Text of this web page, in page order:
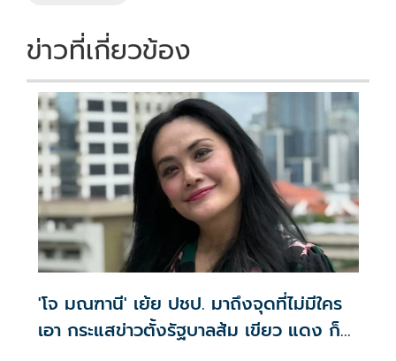
ข่าวที่เกี่ยวข้อง
'โจ มณฑานี' เย้ย ปชป. มาถึงจุดที่ไม่มีใคร
เอา กระแสข่าวตั้งรัฐบาลส้ม เขียว แดง ก็